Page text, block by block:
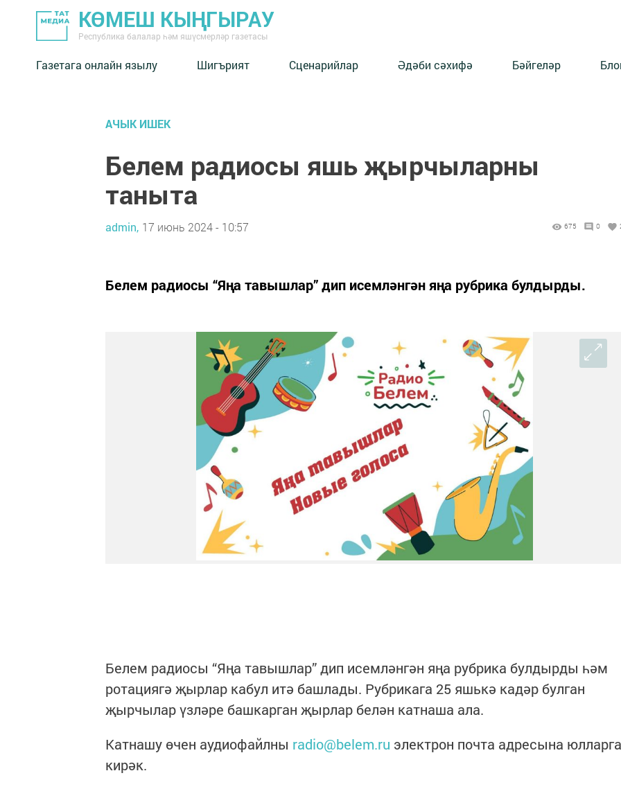
КӨМЕШ КЫҢГЫРАУ
Республика балалар һәм яшүсмерләр газетасы
Газетага онлайн язылу Шигърият Сценарийлар Әдәби сәхифә Бәйгеләр
АЧЫК ИШЕК
Белем радиосы яшь җырчыларны
таныта
admin, 17 июнь 2024 - 10:57 675 0
Белем радиосы “Яңа тавышлар” дип исемләнгән яңа рубрика булдырды.
Белем радиосы “Яңа тавышлар” дип исемләнгән яңа рубрика булдырды һәм
ротациягә җырлар кабул итә башлады. Рубрикага 25 яшькә кадәр булган
җырчылар үзләре башкарган җырлар белән катнаша ала.
Катнашу өчен аудиофайлны radio@belem.ru электрон почта адресына юлларга
кирәк.